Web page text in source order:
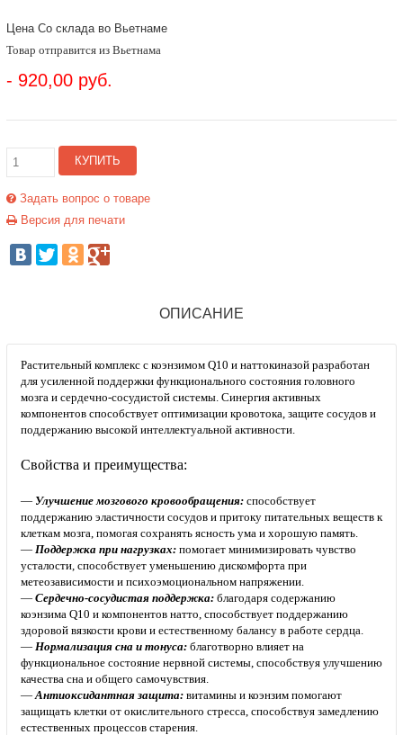
Цена Со склада во Вьетнаме
Товар отправится из Вьетнама
- 920,00 руб.
КУПИТЬ
Задать вопрос о товаре
Версия для печати
ОПИСАНИЕ
Растительный комплекс с коэнзимом Q10 и наттокиназой разработан
для усиленной поддержки функционального состояния головного
мозга и сердечно-сосудистой системы. Синергия активных
компонентов способствует оптимизации кровотока, защите сосудов и
поддержанию высокой интеллектуальной активности.
Свойства и преимущества:
—Улучшение мозгового кровообращения:способствует
поддержанию эластичности сосудов и притоку питательных веществ к
клеткам мозга, помогая сохранять ясность ума и хорошую память.
— Поддержка при нагрузках:помогает минимизировать чувство
усталости, способствует уменьшению дискомфорта при
метеозависимости и психоэмоциональном напряжении.
— Сердечно-сосудистая поддержка:благодаря содержанию
коэнзима Q10 и компонентов натто, способствует поддержанию
здоровой вязкости крови и естественному балансу в работе сердца.
— Нормализация сна и тонуса:благотворно влияет на
функциональное состояние нервной системы, способствуя улучшению
качества сна и общего самочувствия.
— Антиоксидантная защита: витамины и коэнзим помогают
защищать клетки от окислительного стресса, способствуя замедлению
естественных процессов старения.